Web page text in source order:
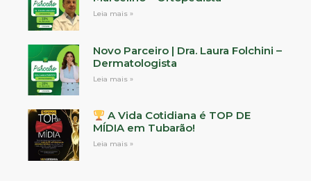
Leia mais »
Novo Parceiro | Dra. Laura Folchini –
Dermatologista
Leia mais »
A Vida Cotidiana é TOP DE
MÍDIA em Tubarão!
Leia mais »